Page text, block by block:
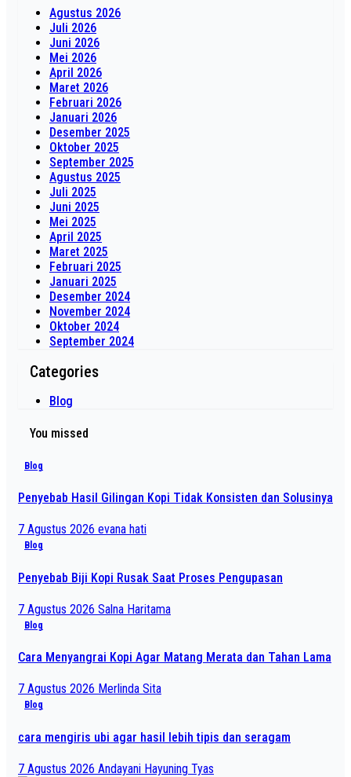
Agustus 2026
Juli 2026
Juni 2026
Mei 2026
April 2026
Maret 2026
Februari 2026
Januari 2026
Desember 2025
Oktober 2025
September 2025
Agustus 2025
Juli 2025
Juni 2025
Mei 2025
April 2025
Maret 2025
Februari 2025
Januari 2025
Desember 2024
November 2024
Oktober 2024
September 2024
Categories
Blog
You missed
Blog
Penyebab Hasil Gilingan Kopi Tidak Konsisten dan Solusinya
7 Agustus 2026 evana hati
Blog
Penyebab Biji Kopi Rusak Saat Proses Pengupasan
7 Agustus 2026 Salna Haritama
Blog
Cara Menyangrai Kopi Agar Matang Merata dan Tahan Lama
7 Agustus 2026 Merlinda Sita
Blog
cara mengiris ubi agar hasil lebih tipis dan seragam
7 Agustus 2026 Andayani Hayuning Tyas